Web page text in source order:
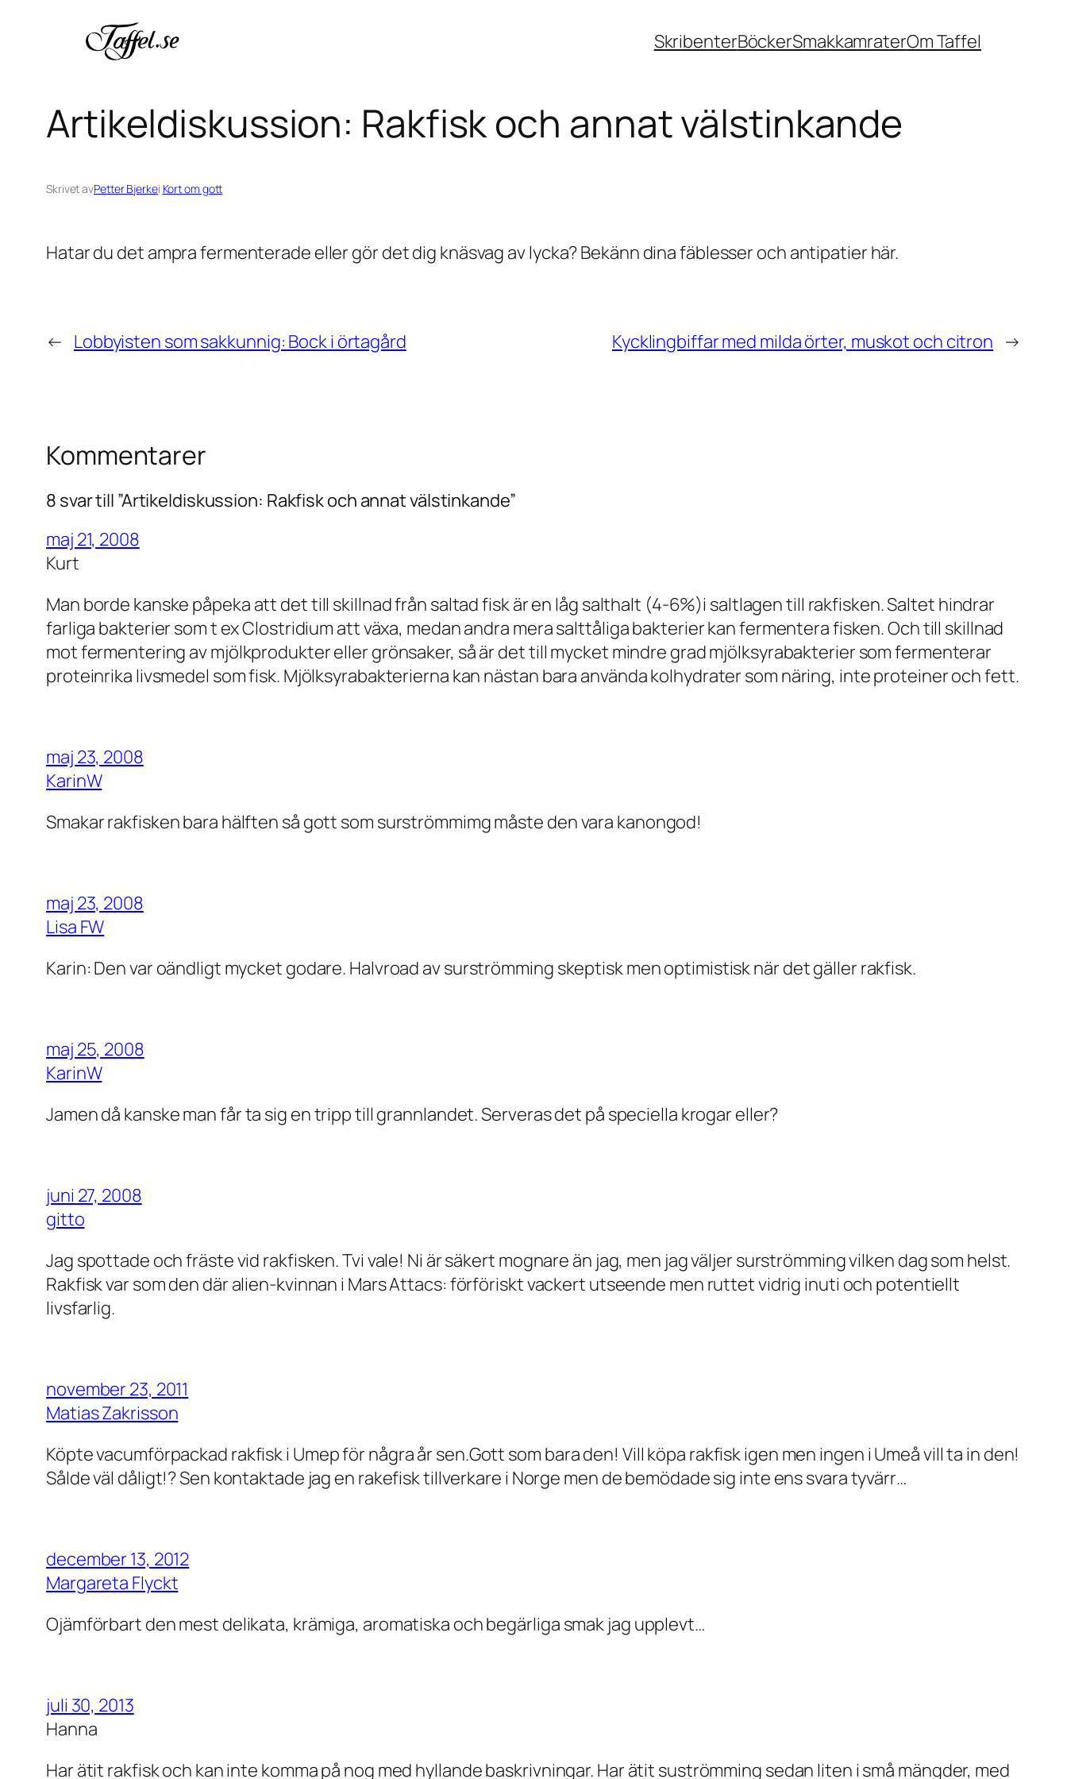
SkribenterBöckerSmakkamraterOm Taffel
Artikeldiskussion: Rakfisk och annat välstinkande
Skrivet avPetter Bjerkei Kort om gott
Hatar du det ampra fermenterade eller gör det dig knäsvag av lycka? Bekänn dina fäblesser och antipatier här.
← Lobbyisten som sakkunnig: Bock i örtagård Kycklingbiffar med milda örter, muskot och citron →
Kommentarer
8 svar till ”Artikeldiskussion: Rakfisk och annat välstinkande”
maj 21, 2008
Kurt
Man borde kanske påpeka att det till skillnad från saltad fisk är en låg salthalt (4-6%)i saltlagen till rakfisken. Saltet hindrar
farliga bakterier som t ex Clostridium att växa, medan andra mera salttåliga bakterier kan fermentera fisken. Och till skillnad
mot fermentering av mjölkprodukter eller grönsaker, så är det till mycket mindre grad mjölksyrabakterier som fermenterar
proteinrika livsmedel som fisk. Mjölksyrabakterierna kan nästan bara använda kolhydrater som näring, inte proteiner och fett.
maj 23, 2008
KarinW
Smakar rakfisken bara hälften så gott som surströmmimg måste den vara kanongod!
maj 23, 2008
Lisa FW
Karin: Den var oändligt mycket godare. Halvroad av surströmming skeptisk men optimistisk när det gäller rakfisk.
maj 25, 2008
KarinW
Jamen då kanske man får ta sig en tripp till grannlandet. Serveras det på speciella krogar eller?
juni 27, 2008
gitto
Jag spottade och fräste vid rakfisken. Tvi vale! Ni är säkert mognare än jag, men jag väljer surströmming vilken dag som helst.
Rakfisk var som den där alien-kvinnan i Mars Attacs: förföriskt vackert utseende men ruttet vidrig inuti och potentiellt
livsfarlig.
november 23, 2011
Matias Zakrisson
Köpte vacumförpackad rakfisk i Umep för några år sen.Gott som bara den! Vill köpa rakfisk igen men ingen i Umeå vill ta in den!
Sålde väl dåligt!? Sen kontaktade jag en rakefisk tillverkare i Norge men de bemödade sig inte ens svara tyvärr…
december 13, 2012
Margareta Flyckt
Ojämförbart den mest delikata, krämiga, aromatiska och begärliga smak jag upplevt…
juli 30, 2013
Hanna
Har ätit rakfisk och kan inte komma på nog med hyllande baskrivningar. Har ätit suströmming sedan liten i små mängder, med